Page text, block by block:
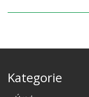
Kategorie